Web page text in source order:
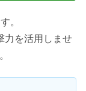
。
力を活用しませ